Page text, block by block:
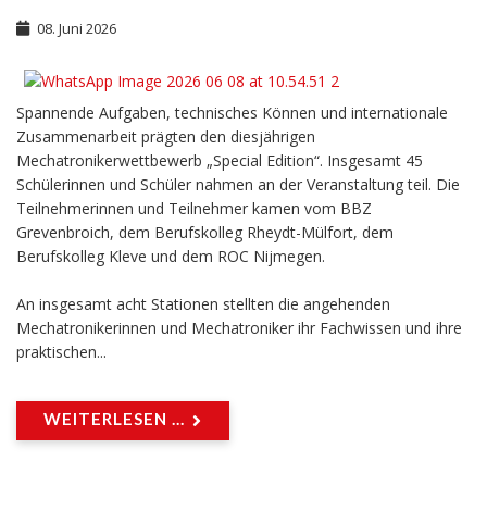
08. Juni 2026
Spannende Aufgaben, technisches Können und internationale
Zusammenarbeit prägten den diesjährigen
Mechatronikerwettbewerb „Special Edition“. Insgesamt 45
Schülerinnen und Schüler nahmen an der Veranstaltung teil. Die
Teilnehmerinnen und Teilnehmer kamen vom BBZ
Grevenbroich, dem Berufskolleg Rheydt-Mülfort, dem
Berufskolleg Kleve und dem ROC Nijmegen.
An insgesamt acht Stationen stellten die angehenden
Mechatronikerinnen und Mechatroniker ihr Fachwissen und ihre
praktischen...
WEITERLESEN ...